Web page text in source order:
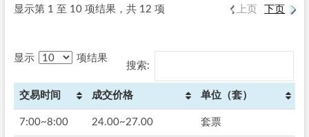
显示第 1 至 10 项结果，共 12 项 上页 下页
显示 项结果
搜索:
交易时间 成交价格 单位（套）
7:00~8:00 24.00~27.00 套票